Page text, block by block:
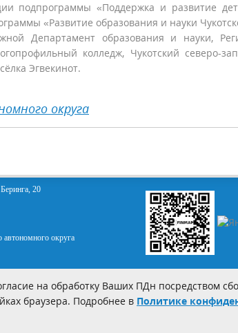
подпрограммы «Поддержка и развитие
«Развитие образования и науки
Департамент образования и науки,
колледж, Чукотский северо-
Эгвекинот.
округа
20
автономного округа
на обработку Ваших ПДн посредством
браузера. Подробнее в Политике